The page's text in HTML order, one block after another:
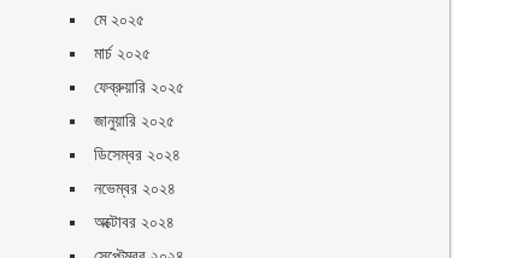
মে ২০২৫
মার্চ ২০২৫
ফেব্রুয়ারি ২০২৫
জানুয়ারি ২০২৫
ডিসেম্বর ২০২৪
নভেম্বর ২০২৪
অক্টোবর ২০২৪